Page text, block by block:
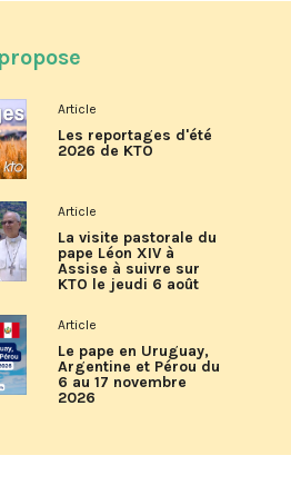
Article
Les reportages d'été
2026 de KTO
Article
La visite pastorale du
pape Léon XIV à
Assise à suivre sur
KTO le jeudi 6 août
Article
Le pape en Uruguay,
Argentine et Pérou du
6 au 17 novembre
2026